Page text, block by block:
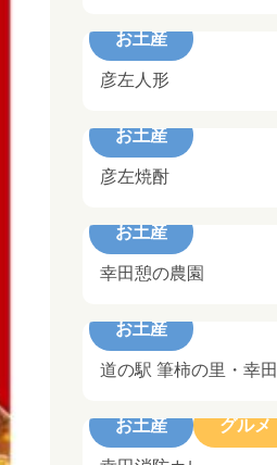
お土産
彦左人形
お土産
彦左焼酎
お土産
幸田憩の農園
お土産
道の駅 筆柿の里・幸田
お土産
グルメ